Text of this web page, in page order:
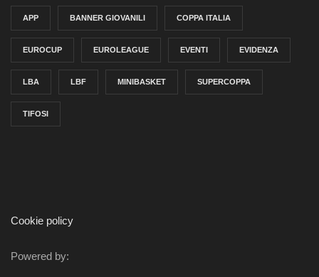
APP BANNER GIOVANILI COPPA ITALIA
EUROCUP EUROLEAGUE EVENTI EVIDENZA
LBA LBF MINIBASKET SUPERCOPPA
TIFOSI
Cookie policy
Powered by: